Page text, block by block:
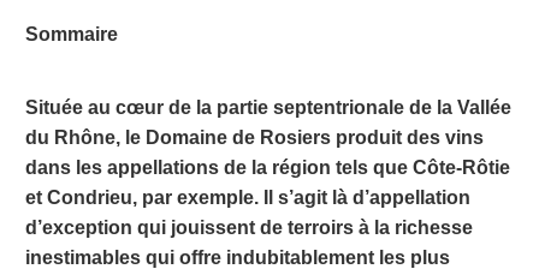
Sommaire
Située au cœur de la partie septentrionale de la Vallée
du Rhône, le Domaine de Rosiers produit des vins
dans les appellations de la région tels que Côte-Rôtie
et Condrieu, par exemple. Il s’agit là d’appellation
d’exception qui jouissent de terroirs à la richesse
inestimables qui offre indubitablement les plus